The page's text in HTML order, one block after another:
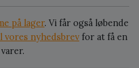
på lager. Vi får også løbende
vores nyhedsbrev for at få en